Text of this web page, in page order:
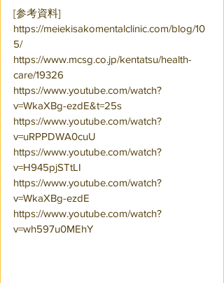
[参考資料]
https://meiekisakomentalclinic.com/blog/10
5/
https://www.mcsg.co.jp/kentatsu/health-
care/19326
https://www.youtube.com/watch?
v=WkaXBg-ezdE&t=25s
https://www.youtube.com/watch?
v=uRPPDWA0cuU
https://www.youtube.com/watch?
v=H945pjSTtLI
https://www.youtube.com/watch?
v=WkaXBg-ezdE
https://www.youtube.com/watch?
v=wh597u0MEhY